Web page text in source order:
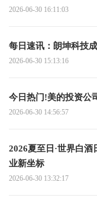
2026-06-30 16:11:03
每日速讯：朗坤科技
2026-06-30 15:13:16
今日热门!美的投资公
2026-06-30 14:56:57
2026夏至日·世界白
业新坐标
2026-06-30 13:32:17